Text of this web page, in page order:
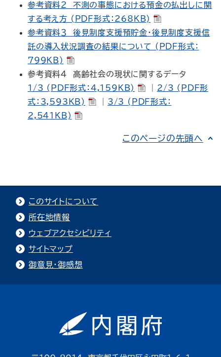
参考資料２ 不測の事態における預金の払出しに関
する考え方 (PDF形式：268KB)
参考資料３ 後見制度支援預貯金・後見制度支援信
託の導入状況調査の結果について (PDF形式：
799KB)
参考資料４ 高齢社会の現状に関するデータ
1/3 (PDF形式：4,159KB)
2/3 (PDF形
式：3,593KB)
3/3 (PDF形式：
2,541KB)
このページの先頭へ
このサイトについて
所在地情報
ウェブアクセシビリティ
サイトマップ
御意見・御感想